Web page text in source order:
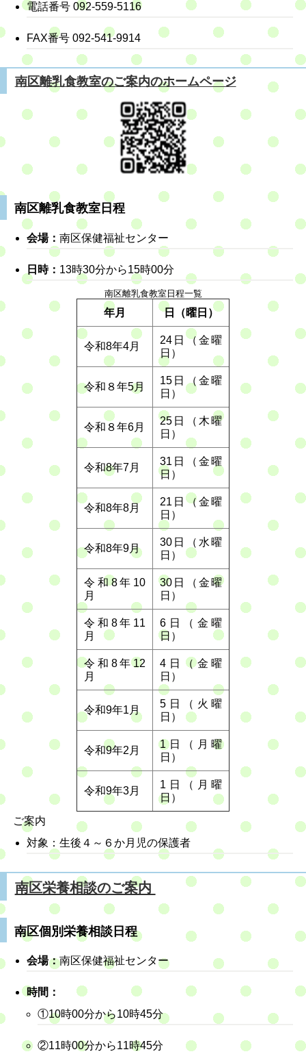
電話番号 092-559-5116
FAX番号 092-541-9914
南区離乳食教室のご案内のホームページ
南区離乳食教室日程
会場：南区保健福祉センター
日時： 13時30分から15時00分
南区離乳食教室日程一覧
年月 日（曜日）
令和8年4月
24日（金曜
日）
令和８年5月
15日（金曜
日）
令和８年6月
25日（木曜
日）
令和8年7月
31日（金曜
日）
令和8年8月
21日（金曜
日）
令和8年9月
30日（水曜
日）
令和8年10
月
30日（金曜
日）
令和8年11
月
6日（金曜
日）
令和8年12
月
4日（金曜
日）
令和9年1月
5日（火曜
日）
令和9年2月
1日（月曜
日）
令和9年3月
1日（月曜
日）
ご案内
対象：生後４～６か月児の保護者
南区栄養相談のご案内
南区個別栄養相談日程
会場：南区保健福祉センター
時間：
①10時00分から10時45分
②11時00分から11時45分